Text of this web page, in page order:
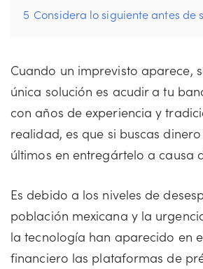
5 Considera lo siguiente antes de
Cuando un imprevisto aparece,
única solución es acudir a tu
con años de experiencia y
realidad, es que si buscas
últimos en entregártelo a causa
Es debido a los niveles de
población mexicana y la
la tecnología han aparecido en
financiero las plataformas de